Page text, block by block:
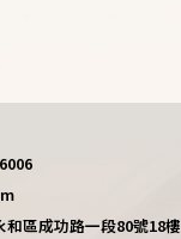
區成功路一段80號18樓